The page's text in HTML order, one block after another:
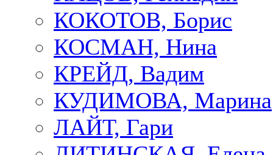
КОКОТОВ, Борис
КОСМАН, Нина
КРЕЙД, Вадим
КУДИМОВА, Марина
ЛАЙТ, Гари